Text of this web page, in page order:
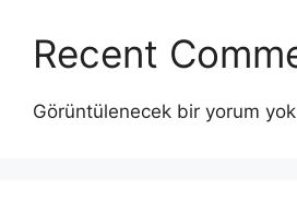
Recent
Görüntülenecek bir yorum